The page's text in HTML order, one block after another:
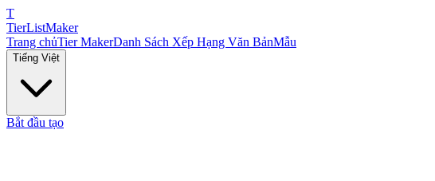
T
TierListMaker
Trang chủTier MakerDanh Sách Xếp Hạng Văn BảnMẫu
Tiếng Việt
Bắt đầu tạo